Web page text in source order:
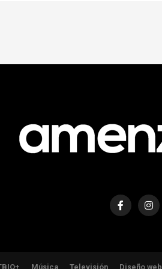
Música Televisión Diseño web